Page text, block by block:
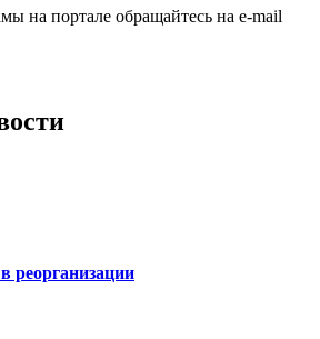
на портале обращайтесь на e-mail
реорганизации